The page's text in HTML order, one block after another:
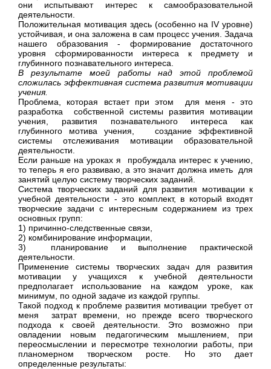
они испытывают инте­рес к самообразовательной
деятельности.
Положительная мотивация здесь (особенно на IVуровне)
устойчивая, и она заложена в сам про­цесс учения. Задача
нашего обра­зования - формирование достаточного
уровня сфор­мированности интереса к предмету и
глубинного познавательного интереса.
В результате моей работы над этой проблемой
сложилась эффективная система развития мотивации
учения.
Проблема, которая встает при этом для меня - это
разработка собственной системы развития мотивации
учения, развития познавательного инте­реса как
глубинного мотива учения, создание эффективной
системы отслеживания мотивации образовательной
деятельности.
Если раньше на уроках я пробуждала интерес к учению,
то теперь я его развиваю, а это зна­чит должна иметь для
занятий целую систему твор­ческих заданий.
Система творческих заданий для развития мотивации к
учебной деятельности - это комплект, в ко­торый входят
творческие задачи с интересным со­держанием из трех
основных групп:
1) причинно-следственные связи,
2) комбинирование информации,
3) планирование и выполнение практической
деятельности.
Применение системы творческих задач для раз­вития
мотивации у учащихся к учебной деятельнос­ти
предполагает использование на каждом уроке, как
минимум, по одной задаче из каждой группы.
Такой подход к проблеме развития мотивации требует от
меня затрат времени, но прежде все­го творческого
подхода к своей деятельности. Это возможно при
овладении новым педагогическим мышлением, при
переосмыслении и пересмотре технологии работы, при
планомерном творческом росте. Но это дает
определенные результаты: